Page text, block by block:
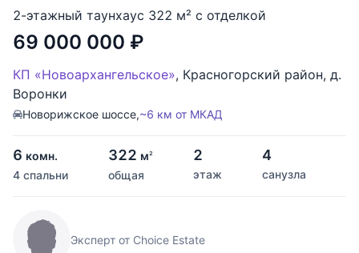
2-этажный таунхаус 322 м² с отделкой
69 000 000 ₽
КП «Новоархангельское», Красногорский район, д.
Воронки
Новорижское шоссе,~6 км от МКАД
6 комн.
4 спальни
322 м2
общая
2
этаж
4
санузла
Эксперт от Choice Estate